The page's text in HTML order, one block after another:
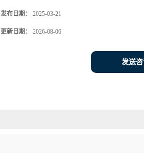
发布日期： 2025-03-21
更新日期： 2026-08-06
发送